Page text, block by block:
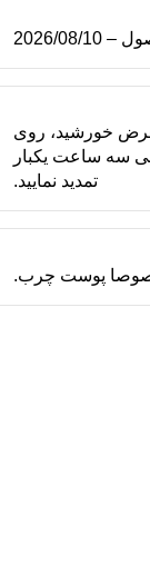
خورشید، روی
سه ساعت یکبار
تمدید نمایید.
پوست چرب.